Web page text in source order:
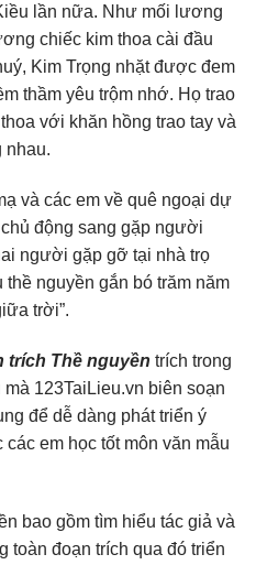
lần nữa. Như mối lương
chiếc kim thoa cài đầu
Kim Trọng nhặt được đem
thầm yêu trộm nhớ. Họ trao
với khăn hồng trao tay và
nhau.
và các em về quê ngoại dự
động sang gặp người
người gặp gỡ tại nhà trọ
nguyền gắn bó trăm năm
trời”.
trích Thề nguyền trích trong
123TaiLieu.vn biên soạn
để dễ dàng phát triển ý
em học tốt môn văn mẫu
bao gồm tìm hiểu tác giả và
toàn đoạn trích qua đó triển